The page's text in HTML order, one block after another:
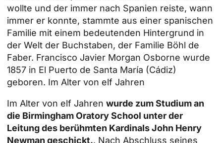
wollte und der immer nach Spanien reiste, wann
immer er konnte, stammte aus einer spanischen
Familie mit einem bedeutenden Hintergrund in
der Welt der Buchstaben, der Familie Böhl de
Faber. Francisco Javier Morgan Osborne wurde
1857 in El Puerto de Santa María (Cádiz)
geboren. Im Alter von elf Jahren
Im Alter von elf Jahren wurde zum Studium an
die Birmingham Oratory School unter der
Leitung des berühmten Kardinals John Henry
Newman geschickt.. Nach Abschluss seines